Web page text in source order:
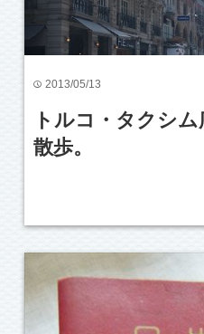
time 2013/05/13
トルコ・タクシ
散歩。